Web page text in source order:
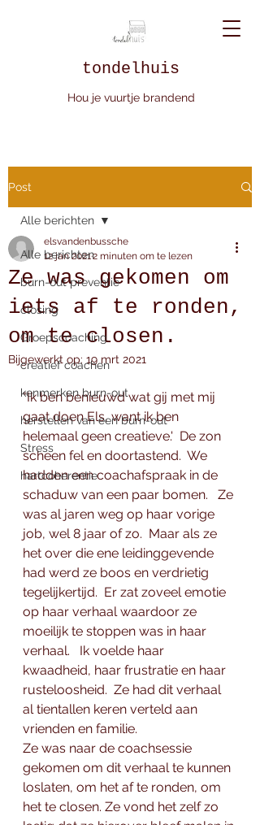
tondelhuis
Hou je vuurtje brandend
Post
Alle berichten
burn-out preventie
closing
Groepscoaching
creatief coachen
kenmerken burn-out
herstellen van een burn-out
Stress
hartcoherentie
Alle berichten
Ze was gekomen om
iets af te ronden,
om te closen.
elsvandenbussche
12 jan 20212 minuten om te lezen
Bijgewerkt op: 19 mrt 2021
"Ik ben benieuwd wat gij met mij
gaat doen Els, want ik ben
helemaal geen creatieve.'  De zon
scheen fel en doortastend.  We
hadden een coachafspraak in de
schaduw van een paar bomen.   Ze
was al jaren weg op haar vorige
job, wel 8 jaar of zo.  Maar als ze
het over die ene leidinggevende
had werd ze boos en verdrietig
tegelijkertijd.  Er zat zoveel emotie
op haar verhaal waardoor ze
moeilijk te stoppen was in haar
verhaal.   Ik voelde haar
kwaadheid, haar frustratie en haar
rusteloosheid.  Ze had dit verhaal
al tientallen keren verteld aan
vrienden en familie.
Ze was naar de coachsessie
gekomen om dit verhaal te kunnen
loslaten, om het af te ronden, om
het te closen. Ze vond het zelf zo